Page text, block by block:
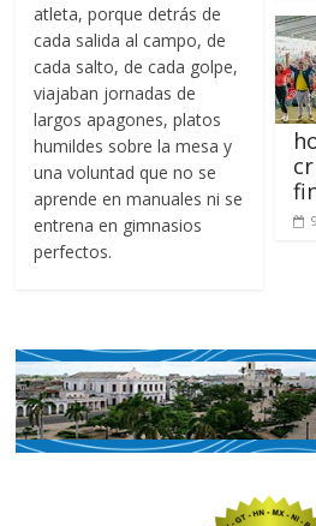
atleta, porque detrás de
cada salida al campo, de
cada salto, de cada golpe,
viajaban jornadas de
largos apagones, platos
humildes sobre la mesa y
una voluntad que no se
aprende en manuales ni se
entrena en gimnasios
perfectos.